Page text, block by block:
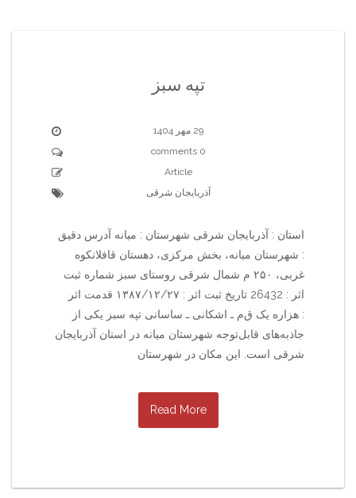
تپه سبز
29 مهر 1404
0 comments
Article
آذربایجان شرقی
استان : آذربایجان شرقی شهرستان : میانه آدرس دقیق
: شهرستان میانه، بخش مرکزی، دهستان قافلانکوه
غربی، ۲۵۰ م شمال شرقی روستای سبز شماره ثبت
اثر : 26432 تاریخ ثبت اثر : ۱۳۸۷/۱۲/۲۷ قدمت اثر
: هزاره یک ق‌م‌ ـ اشکانی ـ ساسانی تپه سبز یکی از
جاذبه‌های قابل‌توجه شهرستان میانه در استان آذربایجان
شرقی است. این مکان در شهرستان
Read More